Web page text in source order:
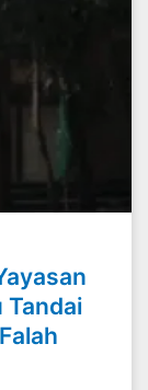
Tandai